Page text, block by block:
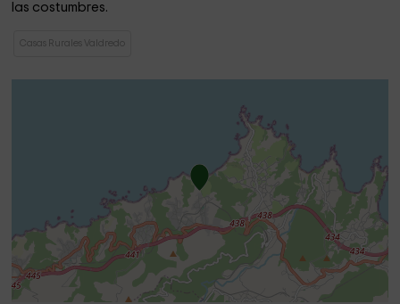
las costumbres.
Casas Rurales Valdredo